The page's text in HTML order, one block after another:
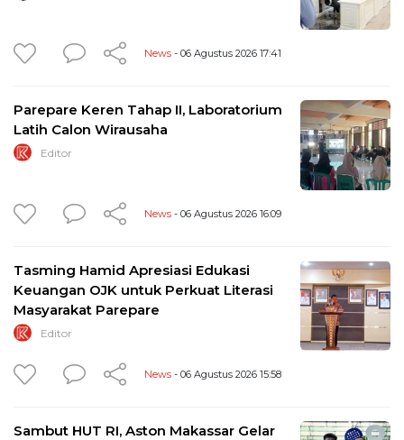
News - 06 Agustus 2026 17:41
Parepare Keren Tahap II, Laboratorium
Latih Calon Wirausaha
Editor
News - 06 Agustus 2026 16:09
Tasming Hamid Apresiasi Edukasi
Keuangan OJK untuk Perkuat Literasi
Masyarakat Parepare
Editor
News - 06 Agustus 2026 15:58
Sambut HUT RI, Aston Makassar Gelar